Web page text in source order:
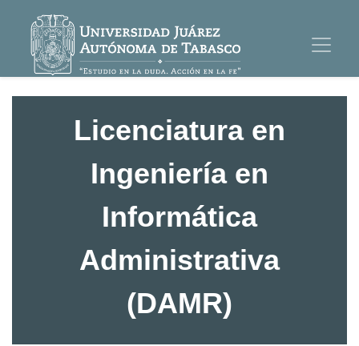
Licenciatura en
Ingeniería en
Informática
Administrativa
(DAMR)